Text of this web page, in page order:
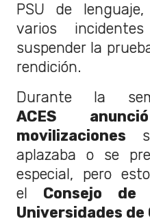
PSU de
varios
suspender la
rendición.
Durante la
ACES
movilizaciones
aplazaba o se
especial, pero
el Consejo
Universidades de